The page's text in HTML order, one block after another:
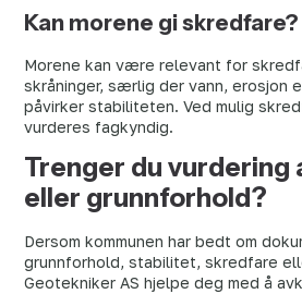
Kan morene gi skredfare?
Morene kan være relevant for
skråninger, særlig der vann, erosjon
påvirker stabiliteten. Ved mulig
vurderes fagkyndig.
Trenger du vurdering
eller grunnforhold?
Dersom kommunen har bedt om
grunnforhold, stabilitet, skredfare
Geotekniker AS hjelpe deg med å